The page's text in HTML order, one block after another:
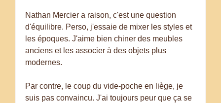
Nathan Mercier a raison, c'est une question
d'équilibre. Perso, j'essaie de mixer les styles et
les époques. J'aime bien chiner des meubles
anciens et les associer à des objets plus
modernes.
Par contre, le coup du vide-poche en liège, je
suis pas convaincu. J'ai toujours peur que ça se